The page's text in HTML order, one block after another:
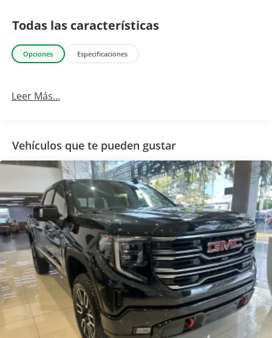
Todas las características
Opciones Especificaciones
Leer Más...
Vehículos que te pueden gustar